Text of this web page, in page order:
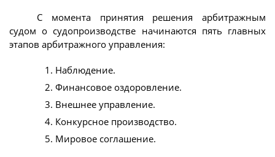
С момента принятия решения арбитражным
судом о судопроизводстве начинаются пять главных
этапов арбитражного управления:
Наблюдение.
Финансовое оздоровление.
Внешнее управление.
Конкурсное производство.
Мировое соглашение.